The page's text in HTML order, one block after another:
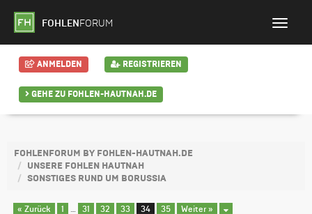
FOHLEN FORUM
ANMELDEN REGISTRIEREN
GEHE ZU FOHLEN-HAUTNAH.DE
FOHLENFORUM BY FOHLEN-HAUTNAH.DE
UNSERE FOHLEN HAUTNAH
SONSTIGES RUND UM BORUSSIA
« Zurück 1 31 32 33 34 35 Weiter »